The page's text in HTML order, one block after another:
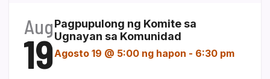
Aug
19
Pagpupulong ng Komite sa
Ugnayan sa Komunidad
Agosto 19 @ 5:00 ng hapon - 6:30 pm